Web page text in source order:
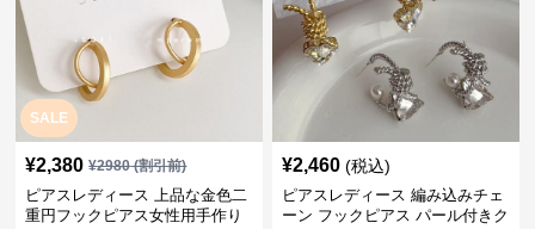
SALE
¥2,380 ¥2980(割引前)
ピアスレディース 上品な金色二
重円フックピアス女性用手作り
¥2,460 (税込)
ピアスレディース 編み込みチェ
ーン フックピアス パール付きク